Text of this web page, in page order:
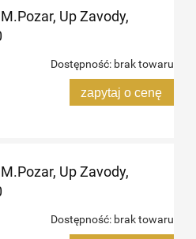
Up Zavody,
Dostępność: brak towaru
zapytaj o cenę
Up Zavody,
Dostępność: brak towaru